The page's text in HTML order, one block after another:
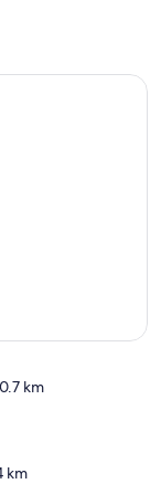
km
km